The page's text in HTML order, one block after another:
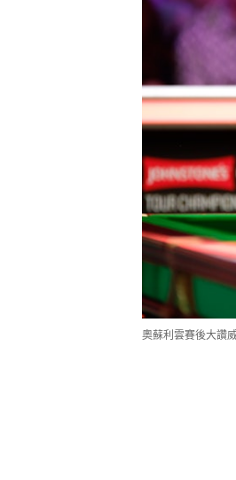
奧蘇利雲賽後大讚